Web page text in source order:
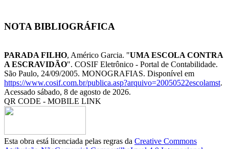
NOTA BIBLIOGRÁFICA
PARADA FILHO, Américo Garcia. "UMA ESCOLA CONTRA
A ESCRAVIDÃO". COSIF Eletrônico - Portal de Contabilidade.
São Paulo, 24/09/2005. MONOGRAFIAS. Disponível em
https://www.cosif.com.br/publica.asp?arquivo=20050522escolamst.
Acessado sábado, 8 de agosto de 2026.
QR CODE - MOBILE LINK
Esta obra está licenciada pelas regras da Creative Commons